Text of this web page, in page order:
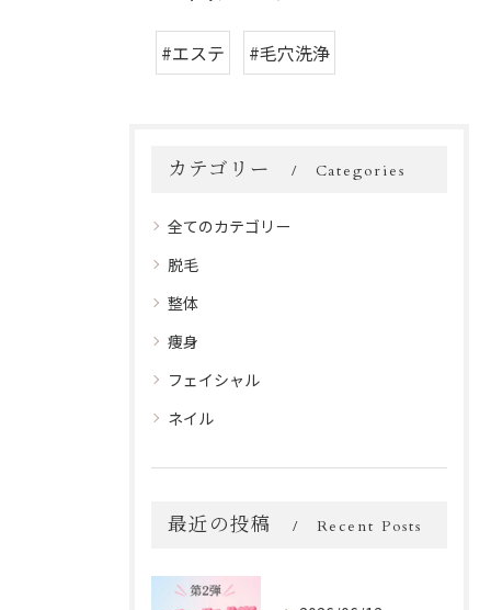
#エステ #毛穴洗浄
カテゴリー Categories
全てのカテゴリー
脱毛
整体
痩身
フェイシャル
ネイル
最近の投稿 Recent Posts